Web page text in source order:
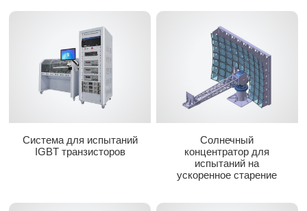
Система для испытаний
IGBT транзисторов
Солнечный
концентратор для
испытаний на
ускоренное старение